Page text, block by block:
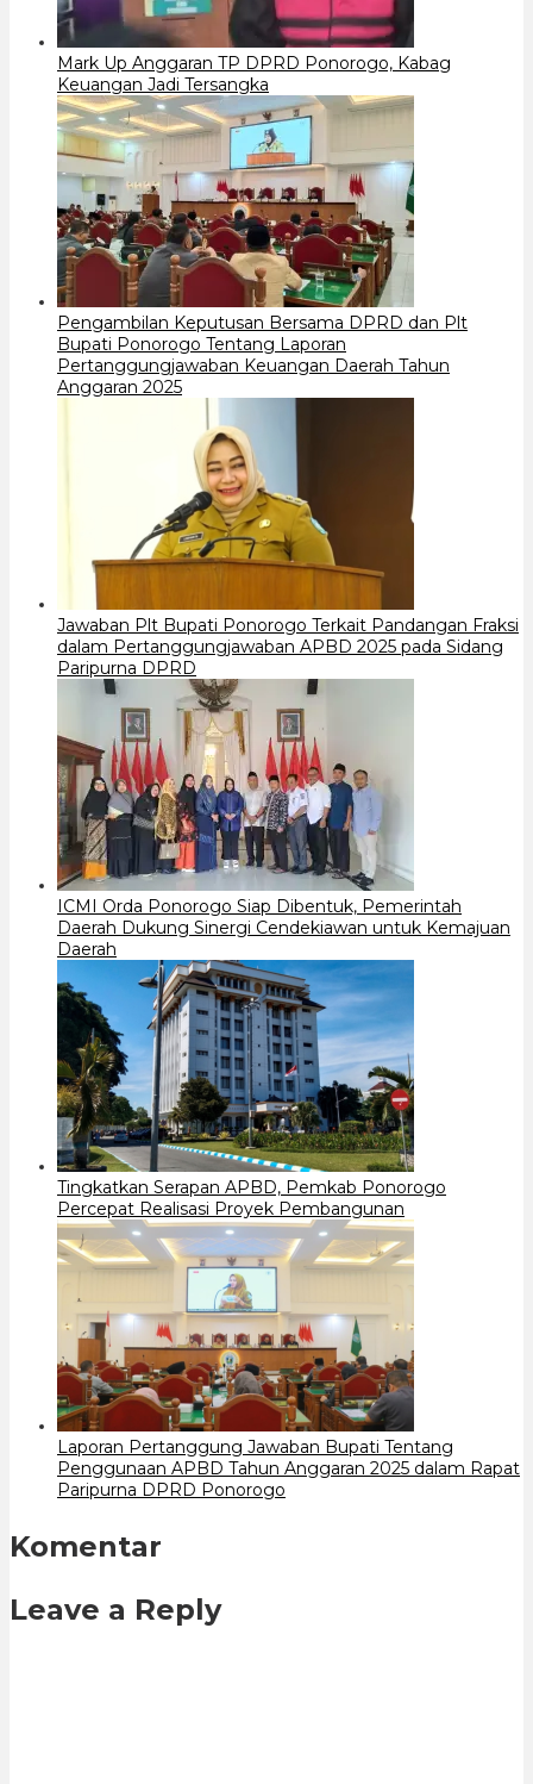
Mark Up Anggaran TP DPRD Ponorogo, Kabag
Keuangan Jadi Tersangka
Pengambilan Keputusan Bersama DPRD dan Plt
Bupati Ponorogo Tentang Laporan
Pertanggungjawaban Keuangan Daerah Tahun
Anggaran 2025
Jawaban Plt Bupati Ponorogo Terkait Pandangan Fraksi
dalam Pertanggungjawaban APBD 2025 pada Sidang
Paripurna DPRD
ICMI Orda Ponorogo Siap Dibentuk, Pemerintah
Daerah Dukung Sinergi Cendekiawan untuk Kemajuan
Daerah
Tingkatkan Serapan APBD, Pemkab Ponorogo
Percepat Realisasi Proyek Pembangunan
Laporan Pertanggung Jawaban Bupati Tentang
Penggunaan APBD Tahun Anggaran 2025 dalam Rapat
Paripurna DPRD Ponorogo
Komentar
Leave a Reply